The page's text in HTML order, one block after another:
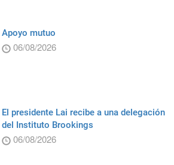
Apoyo mutuo
06/08/2026
El presidente Lai recibe a una delegación
del Instituto Brookings
06/08/2026